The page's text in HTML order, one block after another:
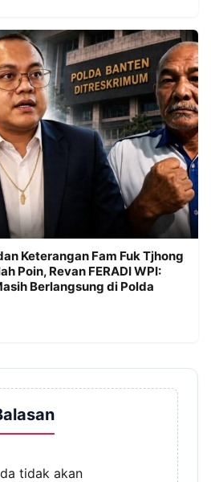
Keterangan Fam Fuk Tjhong
Poin, Revan FERADI WPI:
Berlangsung di Polda
tidak akan